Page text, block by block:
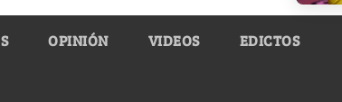
OPINIÓN VIDEOS EDICTOS